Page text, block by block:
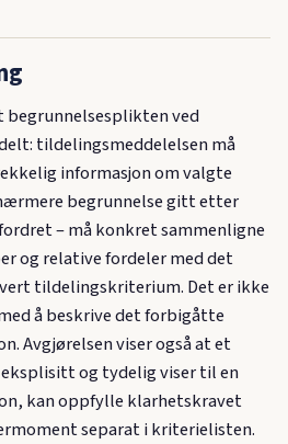
begrunnelsesplikten ved
tildelingsmeddelelsen må
informasjon om valgte
begrunnelse gitt etter
– må konkret sammenligne
og relative fordeler med det
tildelingskriterium. Det er ikke
å beskrive det forbigåtte
Avgjørelsen viser også at et
og tydelig viser til en
kan oppfylle klarhetskravet
separat i kriterielisten.